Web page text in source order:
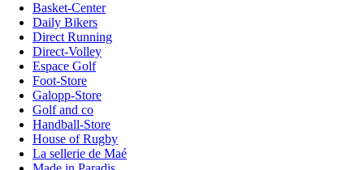
Basket-Center
Daily Bikers
Direct Running
Direct-Volley
Espace Golf
Foot-Store
Galopp-Store
Golf and co
Handball-Store
House of Rugby
La sellerie de Maé